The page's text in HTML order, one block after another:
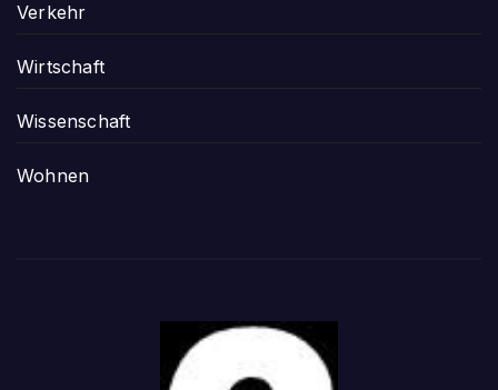
Verkehr
Wirtschaft
Wissenschaft
Wohnen